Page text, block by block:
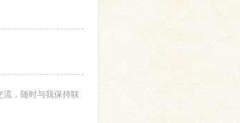
，随时与我保持联